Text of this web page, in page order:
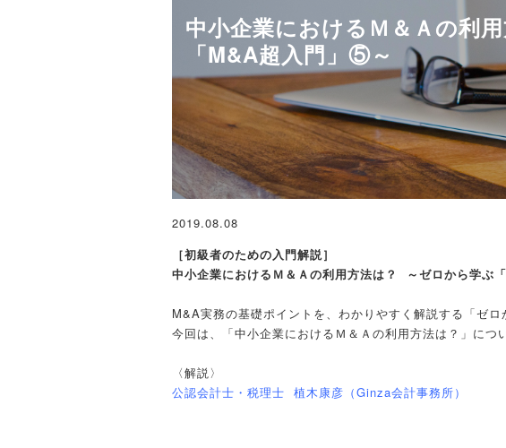
中小企業におけるＭ＆Ａの利
「M&A超入門」⑤～
2019.08.08
［初級者のための入門解説］
中小企業におけるＭ＆Ａの利用方法は？ ～ゼロから学ぶ
M&A実務の基礎ポイントを、わかりやすく解説する「ゼロ
今回は、「中小企業におけるＭ＆Ａの利用方法は？」につ
〈解説〉
公認会計士・税理士 植木康彦（Ginza会計事務所）